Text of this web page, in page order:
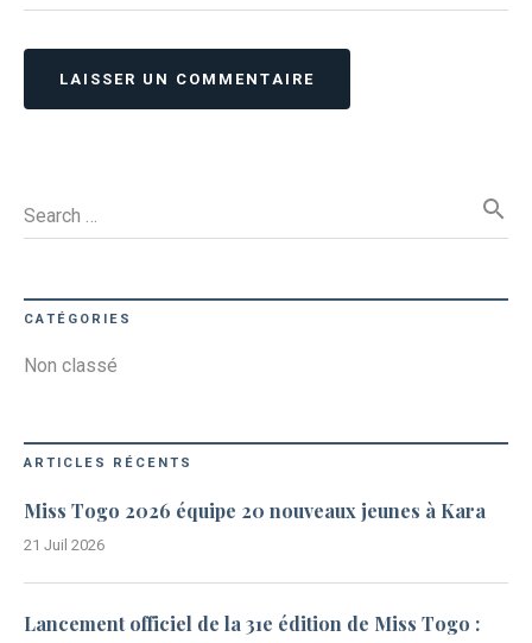
LAISSER UN COMMENTAIRE
Search … search
CATÉGORIES
Non classé
ARTICLES RÉCENTS
Miss Togo 2026 équipe 20 nouveaux jeunes à Kara
21 Juil 2026
Lancement officiel de la 31e édition de Miss Togo :